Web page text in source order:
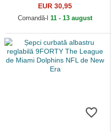
de Las Vegas Raiders NFL
de New Era
EUR 30,95
Comandă-l 11 - 13 august